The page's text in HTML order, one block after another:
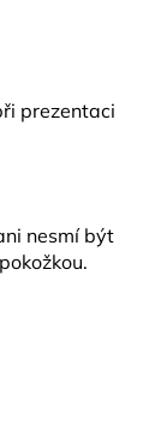
prezentaci
nesmí být